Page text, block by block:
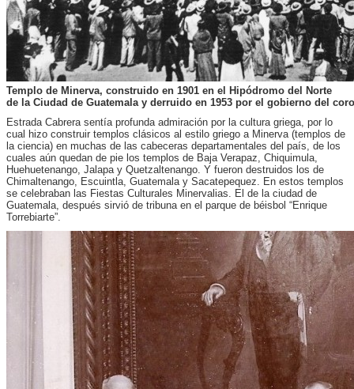
Templo de Minerva, construido en 1901 en el Hipódromo del Norte
de la Ciudad de Guatemala y derruido en 1953 por el gobierno del
Estrada Cabrera sentía profunda admiración por la cultura griega, por lo
cual hizo construir templos clásicos al estilo griego a Minerva (templos de
la ciencia) en muchas de las cabeceras departamentales del país, de los
cuales aún quedan de pie los templos de Baja Verapaz, Chiquimula,
Huehuetenango, Jalapa y Quetzaltenango. Y fueron destruidos los de
Chimaltenango, Escuintla, Guatemala y Sacatepequez. En estos templos
se celebraban las Fiestas Culturales Minervalias. El de la ciudad de
Guatemala, después sirvió de tribuna en el parque de béisbol “Enrique
Torrebiarte”.